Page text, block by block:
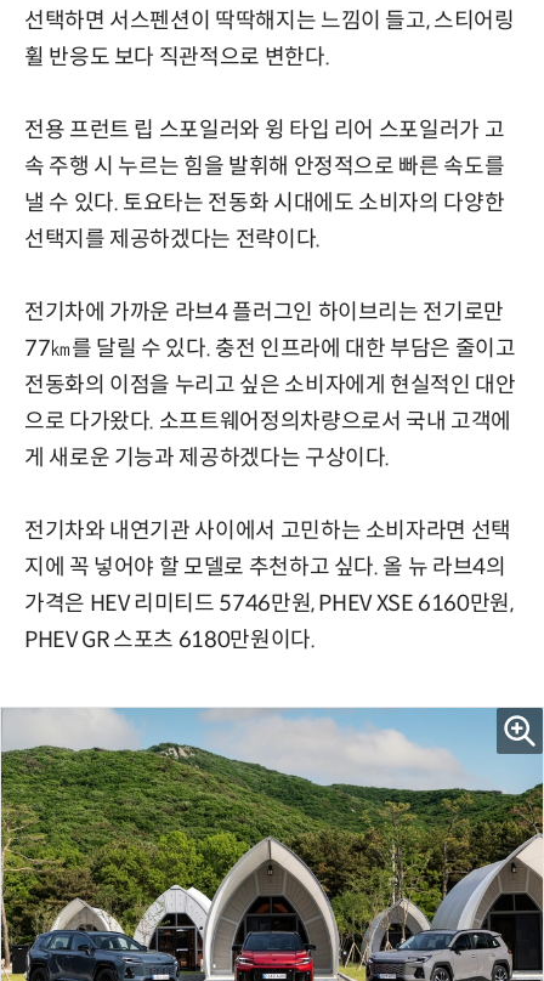
선택하면 서스펜션이 딱딱해지는 느낌이 들고,스티어링
휠 반응도 보다 직관적으로 변한다.
전용 프런트 립 스포일러와 윙 타입 리어 스포일러가 고
속 주행 시 누르는 힘을 발휘해 안정적으로 빠른 속도를
낼 수 있다. 토요타는 전동화 시대에도 소비자의 다양한
선택지를 제공하겠다는 전략이다.
전기차에 가까운 라브4 플러그인 하이브리는 전기로만
77㎞를 달릴 수 있다. 충전 인프라에 대한 부담은 줄이고
전동화의 이점을 누리고 싶은 소비자에게 현실적인 대안
으로 다가왔다. 소프트웨어정의차량으로서 국내 고객에
게 새로운 기능과 제공하겠다는 구상이다.
전기차와 내연기관 사이에서 고민하는 소비자라면 선택
지에 꼭 넣어야 할 모델로 추천하고 싶다. 올 뉴 라브4의
가격은 HEV리미티드 5746만원, PHEV XSE 6160만원,
PHEV GR 스포츠 6180만원이다.